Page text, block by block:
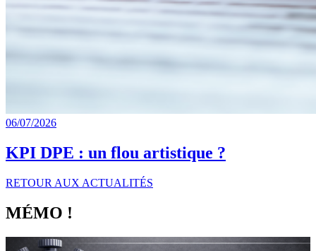
06/07/2026
KPI DPE : un flou artistique ?
RETOUR AUX ACTUALITÉS
MÉMO !